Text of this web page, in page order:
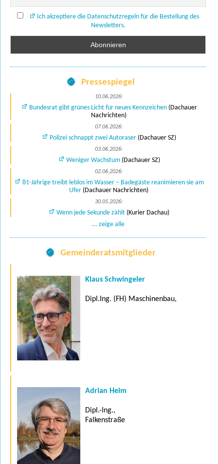
Ich akzeptiere die Datenschutzregeln für die Bestellung des
Newsletters.
Pressespiegel
10.06.2026:
Bundesrat gibt grünes Licht für neues Kennzeichen(Dachauer
Nachrichten)
07.06.2026:
Polizei schnappt zwei Autoraser (Dachauer SZ)
03.06.2026:
Weniger Wachstum(Dachauer SZ)
02.06.2026:
81-Jährige treibt leblos im Wasser – Badegäste reanimieren sie am
Ufer(Dachauer Nachrichten)
30.05.2026:
Wenn jede Sekunde zählt (Kurier Dachau)
... zeige alle
Gemeinderatsmitglieder
Klaus Schwingeler
Dipl.Ing. (FH) Maschinenbau,
Adrian Heim
Dipl.-Ing.,
Falkenstraße